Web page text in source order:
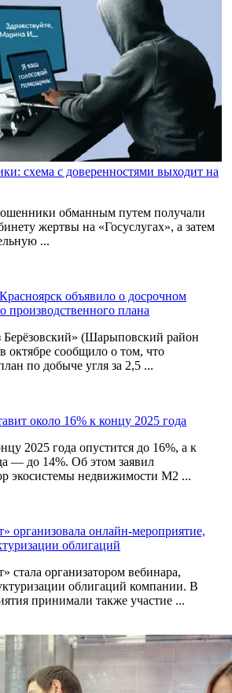
схема с доверенностями выходит на
обманным путем получали
жертвы на «Госуслугах», а затем
...
объявило о досрочном
производственного плана
Берёзовский» (Шарыповский район
октябре сообщило о том, что
по добыче угля за 2,5 ...
около 16% к концу 2025 года
2025 года опустится до 16%, а к
— до 14%. Об этом заявил
экосистемы недвижимости М2 ...
организовала онлайн-мероприятие,
облигаций
организатором вебинара,
облигаций компании. В
принимали также участие ...